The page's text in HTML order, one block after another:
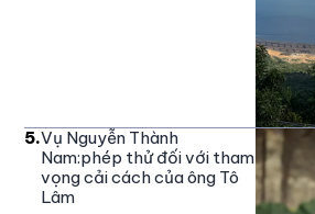
5.Vụ Nguyễn Thành
Nam:phép thử đối với tham
vọng cải cách của ông Tô
Lâm